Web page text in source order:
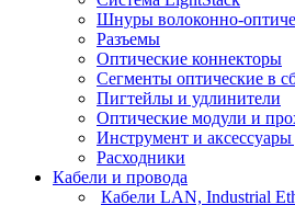
Шнуры волоконно-
Разъемы
Оптические коннекторы
Сегменты оптические в
Пигтейлы и удлинители
Оптические модули и
Инструмент и
Расходники
Кабели и провода
Кабели LAN, Industrial